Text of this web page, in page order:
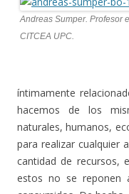
Andreas Sumper. Profesor
CITCEA UPC.
íntimamente
hacemos de los
naturales, humanos,
para realizar cualquier
cantidad de recursos,
estos no se reponen